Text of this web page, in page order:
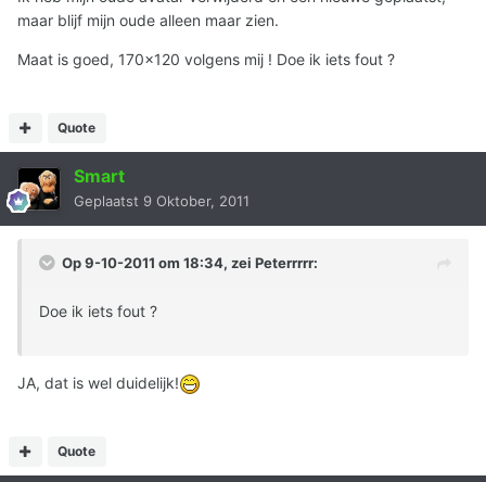
maar blijf mijn oude alleen maar zien.
Maat is goed, 170x120 volgens mij ! Doe ik iets fout ?
Quote
Smart
Geplaatst 9 Oktober, 2011
Op 9-10-2011 om 18:34, zei Peterrrrr:
Doe ik iets fout ?
JA, dat is wel duidelijk!
Quote